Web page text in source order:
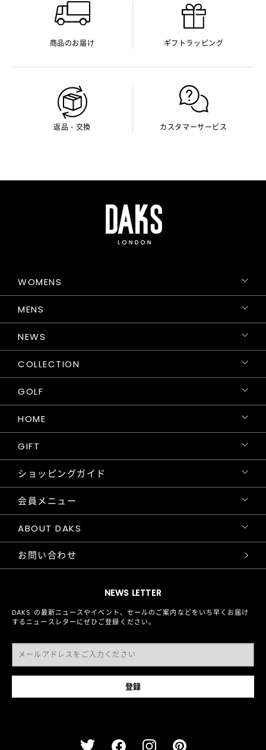
商品のお届け ギフトラッピング
返品・交換 カスタマーサービス
NEWS LETTER
DAKS の最新ニュースやイベント、セールのご案内などをいち早くお届け
するニュースレターにぜひご登録ください。
WOMENS
MENS
NEWS
COLLECTION
GOLF
HOME
GIFT
ショッピングガイド
会員メニュー
ABOUT DAKS
お問い合わせ